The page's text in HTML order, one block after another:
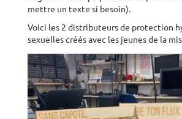
mettre un texte si besoin).
Voici les 2 distributeurs de protection
sexuelles créés avec les jeunes de la